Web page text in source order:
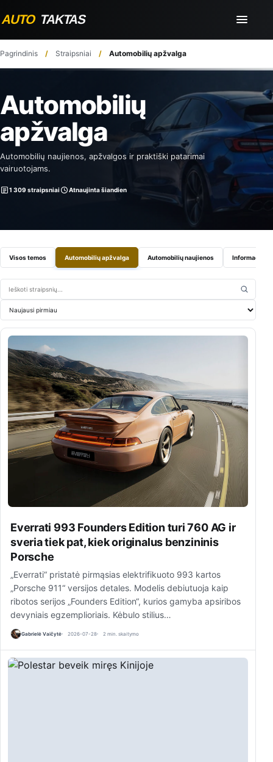
Pagrindinis Straipsniai Automobilių apžvalga
Automobilių
apžvalga
Automobilių naujienos, apžvalgos ir praktiški patarimai
vairuotojams.
1 309 straipsniai Atnaujinta šiandien
Visos temos Automobilių apžvalga Automobilių naujienos
Ieškoti straipsnių
Rikiuoti straipsnius
Everrati 993 Founders Edition turi 760 AG ir
sveria tiek pat, kiek originalus benzininis
Porsche
„Everrati“ pristatė pirmąsias elektrifikuoto 993 kartos
„Porsche 911“ versijos detales. Modelis debiutuoja kaip
ribotos serijos „Founders Edition“, kurios gamyba apsiribos
devyniais egzemplioriais. Kėbulo stilius…
Gabrielė Vaičytė 2026-07-28 2 min. skaitymo